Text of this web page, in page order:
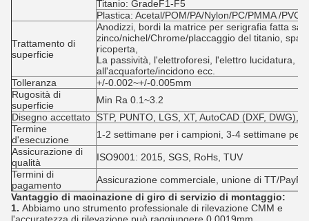
Titanio: GradeF1-F5
Plastica: Acetal/POM/PA/Nylon/PC/PMMA /PVC/
Trattamento di
superficie
Anodizzi, bordi la matrice per serigrafia fatta
zinco/nichel/Chrome/placcaggio del titanio,
ricoperta,
La passività, l'elettroforesi, l'elettro lucidatura,
all'acquaforte/incidono ecc.
Tolleranza
+/-0.002~+/-0.005mm
Rugosità di
superficie
Min Ra 0.1~3.2
Disegno accettato
STP, PUNTO, LGS, XT, AutoCAD (DXF, DWG),
Termine
d'esecuzione
1-2 settimane per i campioni, 3-4 settimane per
Assicurazione di
qualità
ISO9001: 2015, SGS, RoHs, TUV
Termini di
pagamento
Assicurazione commerciale, unione di TT/
Vantaggio di macinazione di giro di servizio di montaggio:
1. Abbiamo uno strumento professionale di rilevazione CMM e